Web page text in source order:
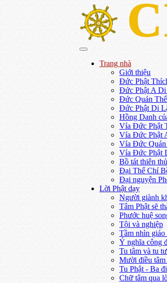
Trang nhà
Giới thiệu
Đức Phật
Đức Phật A
Đức Quán
Đức Phật Di
Hồng Danh
Vía Đức Phật
Vía Đức Phật
Vía Đức
Vía Đức Phật
Bồ tát thiên
Đại Thế Chí
Đại nguyện
Lời Phật dạy
Người giành
Tâm Phật sẽ
Phước huệ
Tội và nghiệp
Tầm nhìn giáo
Ý nghĩa công
Tu tâm và tu
Mười điều tâm
Tu Phật - Ba
Chữ tâm qua